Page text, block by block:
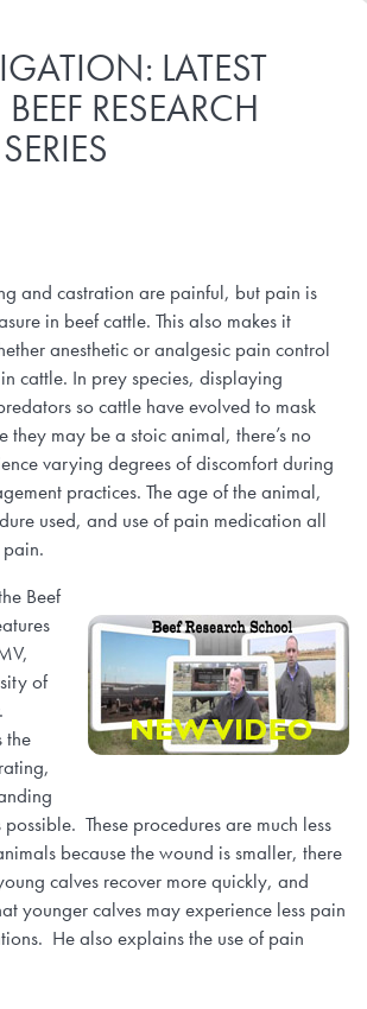
LATEST
RESEARCH
and castration are painful, but pain is
in beef cattle. This also makes it
anesthetic or analgesic pain control
cattle. In prey species, displaying
so cattle have evolved to mask
they may be a stoic animal, there’s no
varying degrees of discomfort during
practices. The age of the animal,
used, and use of pain medication all
Beef
of
the
These procedures are much less
because the wound is smaller, there
calves recover more quickly, and
younger calves may experience less pain
He also explains the use of pain